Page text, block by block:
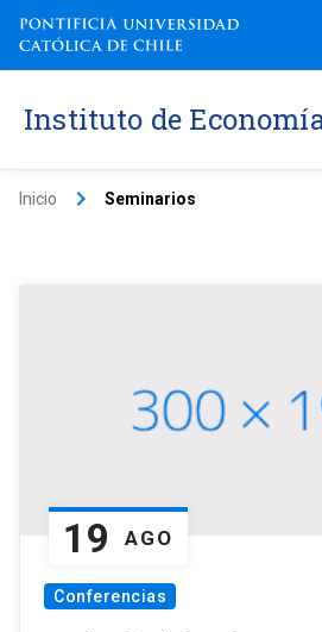
Instituto de
Inicio keyboard_arrow_right Seminarios
19 AGO
Conferencias